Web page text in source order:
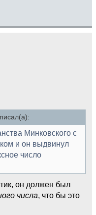
писал(а):
Минковского с
и он выдвинул
число
он должен был
числа, что бы это